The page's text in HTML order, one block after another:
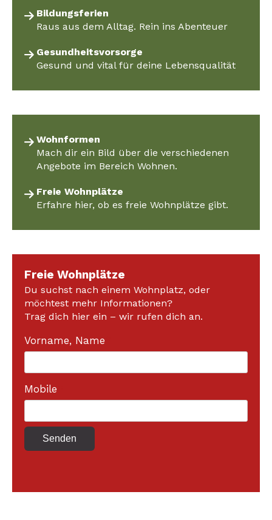
Bildungsferien
Raus aus dem Alltag. Rein ins Abenteuer
Gesundheitsvorsorge
Gesund und vital für deine Lebensqualität
Wohnformen
Mach dir ein Bild über die verschiedenen
Angebote im Bereich Wohnen.
Freie Wohnplätze
Erfahre hier, ob es freie Wohnplätze gibt.
Freie Wohnplätze
Du suchst nach einem Wohnplatz, oder
möchtest mehr Informationen?
Trag dich hier ein – wir rufen dich an.
Vorname, Name
Mobile
Senden